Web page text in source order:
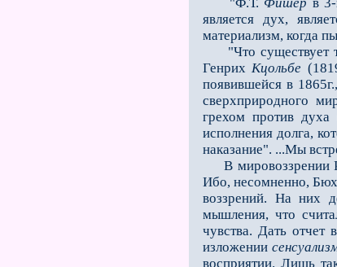
является дух,
материализм, когда
"Что существует
ГенрихКцольбе
появившейся в
сверхприродного
грехом против
исполнения долга,
наказание". ...Мы
В мировоззрении
Ибо, несомненно,
воззрений. На них
мышления, что
чувства. Дать
изложении
восприятии. Лишь